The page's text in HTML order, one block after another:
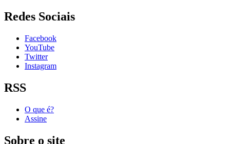
Redes Sociais
Facebook
YouTube
Twitter
Instagram
RSS
O que é?
Assine
Sobre o site